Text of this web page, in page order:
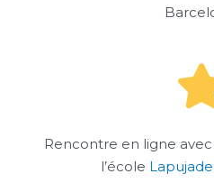
Rencontre en ligne
l’école